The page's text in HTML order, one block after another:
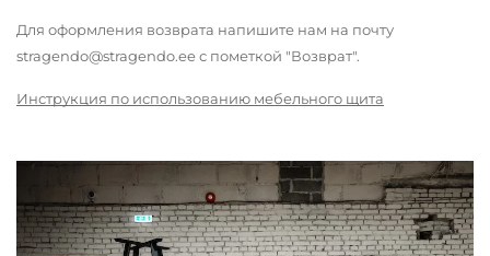
Для оформления возврата напишите нам на почту
stragendo@stragendo.ee с пометкой "Возврат".
Инструкция по использованию мебельного щита